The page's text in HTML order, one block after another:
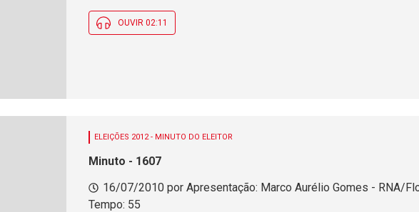
OUVIR 02:11
ELEIÇÕES 2012 - MINUTO DO ELEITOR
Minuto - 1607
16/07/2010 por Apresentação: Marco Aurélio Gomes - RNA/
Tempo: 55